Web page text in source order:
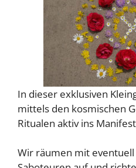
In dieser exklusiven
mittels den kosmischen
Ritualen aktiv ins
Wir räumen mit